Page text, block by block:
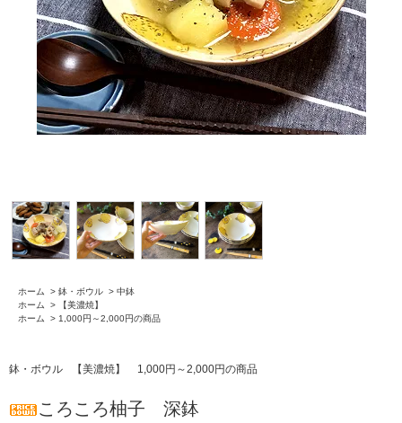
ホーム > 鉢・ボウル > 中鉢
ホーム
>
【美濃焼】
ホーム
> 1,000円～2,000円の商品
鉢・ボウル 【美濃焼】 1,000円～2,000円の商品
ころころ柚子 深鉢